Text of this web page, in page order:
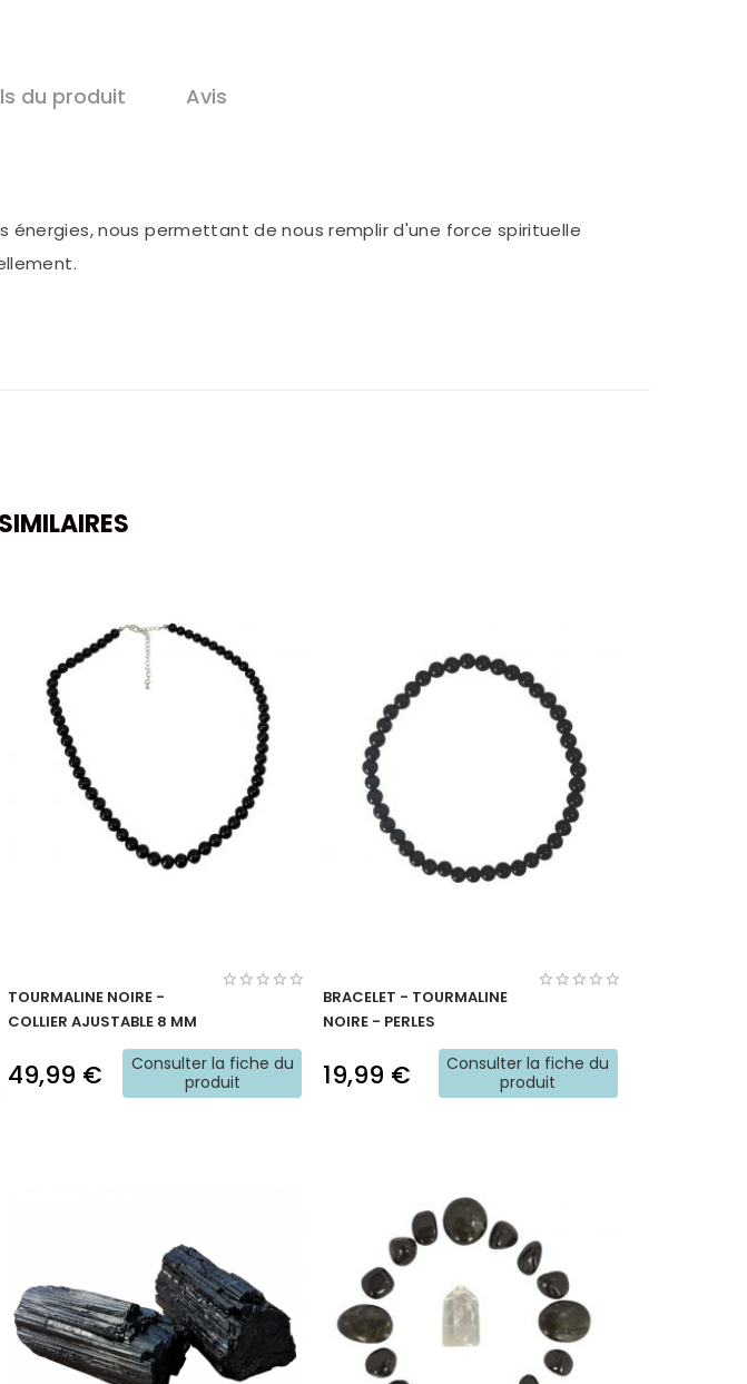
du produit Avis
nous permettant de nous remplir d'une force spirituelle
TOURMALINE NOIRE -
COLLIER AJUSTABLE 8 MM
49,99 €
Consulter la fiche du
produit
BRACELET - TOURMALINE
NOIRE - PERLES
19,99 €
Consulter la fiche du
produit